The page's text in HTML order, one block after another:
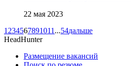
22 мая 2023
1 234567891011 ...54дальше
HeadHunter
Размещение вакансий